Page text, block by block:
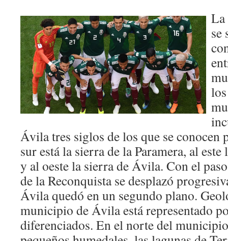
La
se
Ávila tres siglos de los que se conocen
sur está la sierra de la Paramera, al
y al oeste la sierra de Ávila. Con el
de la Reconquista se desplazó
Ávila quedó en un segundo plano.
municipio de Ávila está representado
diferenciados. En el norte del